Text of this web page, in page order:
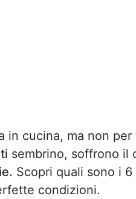
in cucina, ma non
sembrino, soffrono il
Scopri quali sono i
condizioni.